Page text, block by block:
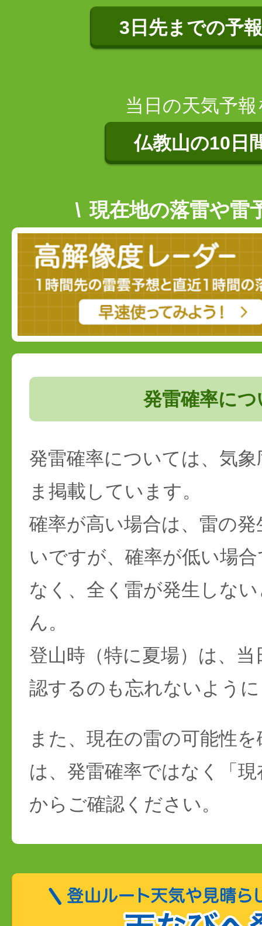
3日先までの予
当日の天気予
仏教山の10日
現在地の落雷や雷
発雷確率につ
発雷確率については、気
ま掲載しています。
確率が高い場合は、雷の
いですが、確率が低い場
なく、全く雷が発生しな
ん。
登山時（特に夏場）は、
認するのも忘れないよう
また、現在の雷の可能性
は、発雷確率ではなく「
からご確認ください。